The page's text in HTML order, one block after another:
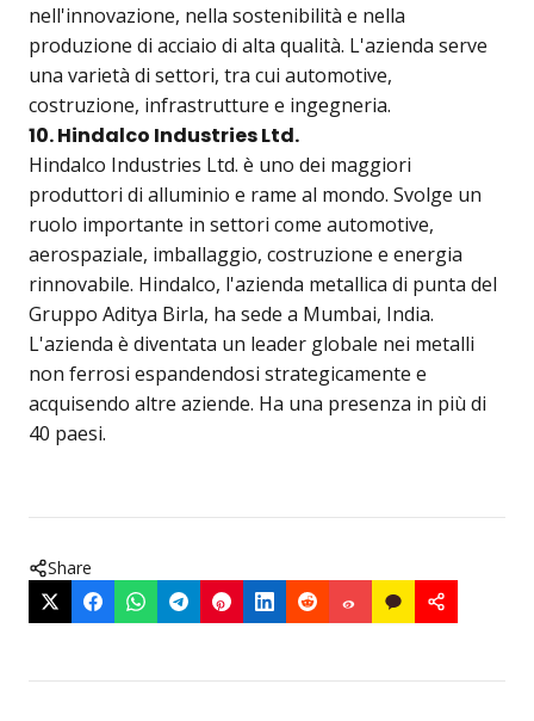
nell'innovazione, nella sostenibilità e nella
produzione di acciaio di alta qualità. L'azienda serve
una varietà di settori, tra cui automotive,
costruzione, infrastrutture e ingegneria.
10. Hindalco Industries Ltd.
Hindalco Industries Ltd. è uno dei maggiori
produttori di alluminio e rame al mondo. Svolge un
ruolo importante in settori come automotive,
aerospaziale, imballaggio, costruzione e energia
rinnovabile. Hindalco, l'azienda metallica di punta del
Gruppo Aditya Birla, ha sede a Mumbai, India.
L'azienda è diventata un leader globale nei metalli
non ferrosi espandendosi strategicamente e
acquisendo altre aziende. Ha una presenza in più di
40 paesi.
Share